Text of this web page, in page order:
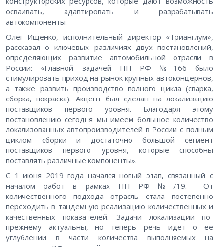
осваивать, адаптировать и разрабатывать
автокомпоненты.
Олег Ищенко, исполнительный директор «Трианглум»,
рассказал о ключевых различиях двух постановлений,
определяющих развитие автомобильной отрасли в
России: «Главной задачей ПП РФ №166 было
стимулировать приход на рынок крупных автоконцернов,
а также развить производство полного цикла (сварка,
сборка, покраска). Акцент был сделан на локализацию
поставщиков первого уровня. Благодаря этому
постановлению сегодня мы имеем большое количество
локализованных автопроизводителей в России с полным
циклом сборки и достаточно большой сегмент
поставщиков первого уровня, которые способны
поставлять различные компоненты».
С 1 июня 2019 года начался новый этап, связанный с
началом работ в рамках ПП РФ №719. От
количественного подхода отрасль стала постепенно
переходить в тандемную реализацию количественных и
качественных показателей. Задачи локализации по-
прежнему актуальны, но теперь речь идет о ее
углублении в части количества выполняемых на